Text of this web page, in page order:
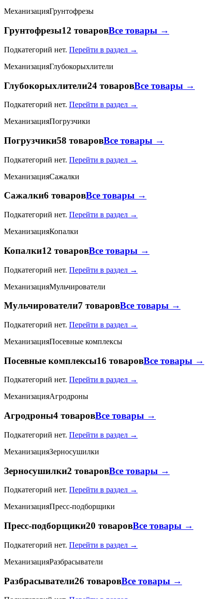
МеханизацияГрунтофрезы
Грунтофрезы12 товаровВсе товары →
Подкатегорий нет. Перейти в раздел →
МеханизацияГлубокорыхлители
Глубокорыхлители24 товаровВсе товары →
Подкатегорий нет. Перейти в раздел →
МеханизацияПогрузчики
Погрузчики58 товаровВсе товары →
Подкатегорий нет. Перейти в раздел →
МеханизацияСажалки
Сажалки6 товаровВсе товары →
Подкатегорий нет. Перейти в раздел →
МеханизацияКопалки
Копалки12 товаровВсе товары →
Подкатегорий нет. Перейти в раздел →
МеханизацияМульчирователи
Мульчирователи7 товаровВсе товары →
Подкатегорий нет. Перейти в раздел →
МеханизацияПосевные комплексы
Посевные комплексы16 товаровВсе товары →
Подкатегорий нет. Перейти в раздел →
МеханизацияАгродроны
Агродроны4 товаровВсе товары →
Подкатегорий нет. Перейти в раздел →
МеханизацияЗерносушилки
Зерносушилки2 товаровВсе товары →
Подкатегорий нет. Перейти в раздел →
МеханизацияПресс-подборщики
Пресс-подборщики20 товаровВсе товары →
Подкатегорий нет. Перейти в раздел →
МеханизацияРазбрасыватели
Разбрасыватели26 товаровВсе товары →